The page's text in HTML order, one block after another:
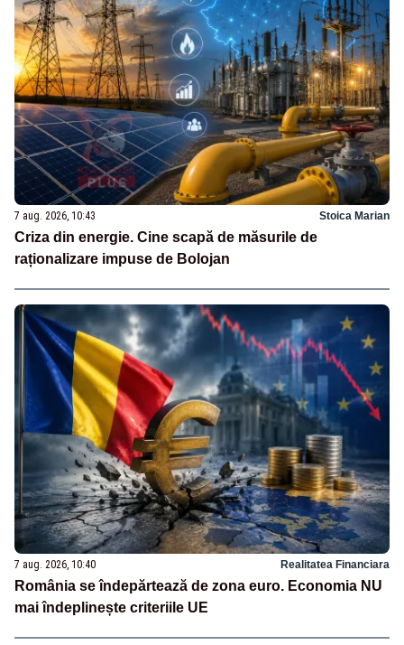
7 aug. 2026, 10:43 Stoica Marian
Criza din energie. Cine scapă de măsurile de
raționalizare impuse de Bolojan
7 aug. 2026, 10:40 Realitatea Financiara
România se îndepărtează de zona euro. Economia NU
mai îndeplinește criteriile UE